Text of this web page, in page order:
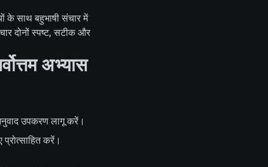
के साथ बहुभाषी संचार में
दोनों स्पष्ट, सटीक और
अभ्यास
उपकरण लागू करें।
करें।